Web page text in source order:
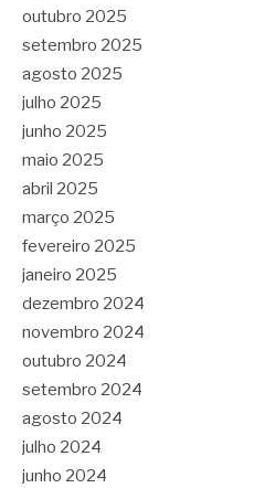
outubro 2025
setembro 2025
agosto 2025
julho 2025
junho 2025
maio 2025
abril 2025
março 2025
fevereiro 2025
janeiro 2025
dezembro 2024
novembro 2024
outubro 2024
setembro 2024
agosto 2024
julho 2024
junho 2024